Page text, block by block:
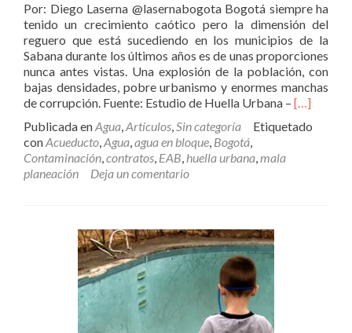
Por: Diego Laserna @lasernabogota Bogotá siempre ha
tenido un crecimiento caótico pero la dimensión del
reguero que está sucediendo en los municipios de la
Sabana durante los últimos años es de unas proporciones
nunca antes vistas. Una explosión de la población, con
bajas densidades, pobre urbanismo y enormes manchas
de corrupción. Fuente: Estudio de Huella Urbana – Leer
Vendiendo
[…]
Publicada enAgua,Artículos,Sin categoría
Etiquetado
conAcueducto,Agua,agua en bloque, Bogotá,
Contaminación,contratos, EAB, huella urbana,mala
planeación
Deja un comentario